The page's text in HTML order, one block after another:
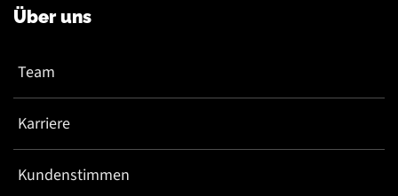
Über uns
Team
Karriere
Kundenstimmen